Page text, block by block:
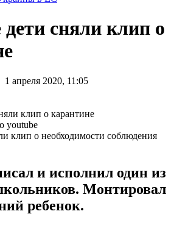
сняли клип о
апреля 2020, 11:05
youtube
клип о необходимости соблюдения
и исполнил один из
Монтировал
ребенок.